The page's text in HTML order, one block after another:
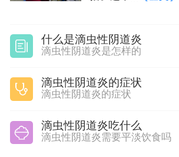
什么是滴虫性阴道炎
滴虫性阴道炎是怎样的
滴虫性阴道炎的症状
滴虫性阴道炎的症状
滴虫性阴道炎吃什么
滴虫性阴道炎需要平淡饮食吗